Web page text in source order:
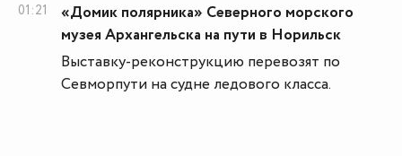
01:21
«Домик полярника» Северного морского
музея Архангельска на пути в Норильск
Выставку-реконструкцию перевозят по
Севморпути на судне ледового класса.